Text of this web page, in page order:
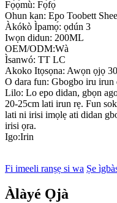
Fọ́ọ̀mù: Fọ́fọ́
Ohun kan: Epo Toobett
Àkókò Ìpamọ́: ọdún 3
Iwọn didun: 200ML
OEM/ODM:Wà
Ìsanwó: TT LC
Akoko Itọsọna: Awọn ọjọ 30
O dara fun: Gbogbo iru irun
Lilo: Lo epo didan, gbọn
20-25cm lati irun rẹ. Fun
lati ni irisi imọlẹ ati didan
irisi ọra.
Igo:Irin
Fi imeeli ranṣẹ si wa Ṣe
Àlàyé Ọjà